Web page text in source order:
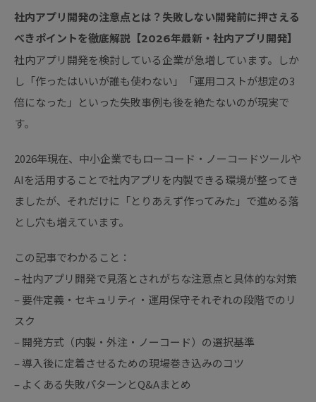
社内アプリ開発の注意点とは？失敗しない開発前に押さえる
べきポイントを徹底解説【2026年最新・社内アプリ開発】
社内アプリ開発を検討している企業が急増しています。しか
し「作ったはいいが誰も使わない」「運用コストが想定の3
倍になった」といった失敗事例も後を絶たないのが現実で
す。
2026年現在、中小企業でもローコード・ノーコードツールや
AIを活用することで社内アプリを内製できる環境が整ってき
ましたが、それだけに「とりあえず作ってみた」で進める落
とし穴も増えています。
この記事でわかること：
– 社内アプリ開発で見落とされがちな注意点と具体的な対策
– 要件定義・セキュリティ・運用保守それぞれの段階でのリ
スク
– 開発方式（内製・外注・ノーコード）の選択基準
– 導入後に定着させるための現場巻き込みのコツ
– よくある失敗パターンとQ&Aまとめ